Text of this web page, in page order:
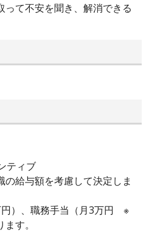
って不安を聞き、解消できる
ティブ
給与額を考慮して決定しま
）、職務手当（月3万円 ※
す。